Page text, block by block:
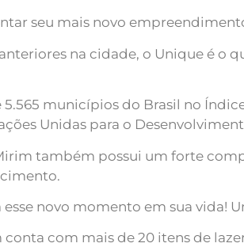
seu mais novo
na cidade, o Unique é
5.565 municípios do Brasil no
Unidas para o
também possui um forte
novo momento em sua vida!
com mais de 20 itens de